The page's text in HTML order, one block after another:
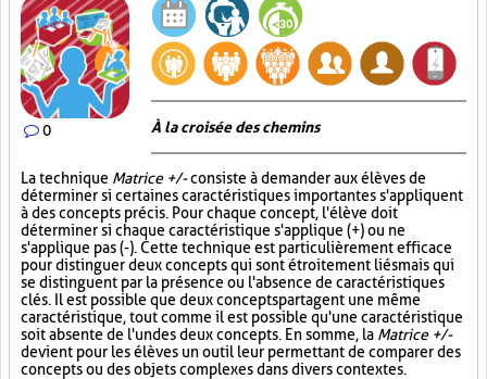
0 À la croisée des chemins
La technique Matrice +/-consiste à demander aux élèves de
déterminer si certaines caractéristiques importantes s'appliquent
à des concepts précis. Pour chaque concept, l'élève doit
déterminer si chaque caractéristique s'applique (+) ou ne
s'applique pas (-). Cette technique est particulièrement efficace
pour distinguer deux concepts qui sont étroitement liés mais qui
se distinguent par la présence ou l'absence de caractéristiques
clés. Il est possible que deux concepts partagent une même
caractéristique, tout comme il est possible qu'une caractéristique
soit absente de l'un des deux concepts. En somme, la Matrice +/-
devient pour les élèves un outil leur permettant de comparer des
concepts ou des objets complexes dans divers contextes.